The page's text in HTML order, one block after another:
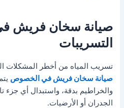
صيانة سخان فريش
التسريبات
تسريب المياه من أخطر المشكلات
صيانة سخان فريش في الخصوص
والخراطيم بدقة، واستبدال أي
الجدران أو الأرضيات.